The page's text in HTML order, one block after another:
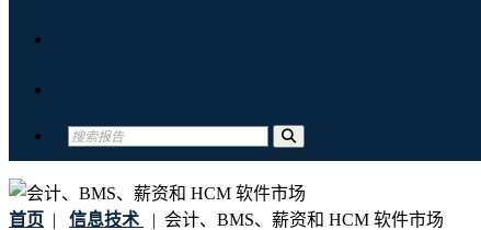
首页 | 信息技术 | 会计、BMS、薪资和 HCM 软件市场